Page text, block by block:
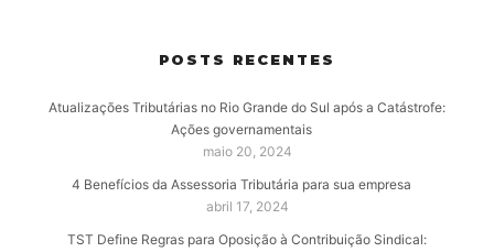
POSTS RECENTES
Atualizações Tributárias no Rio Grande do Sul após a Catástrofe:
Ações governamentais
maio 20, 2024
4 Benefícios da Assessoria Tributária para sua empresa
abril 17, 2024
TST Define Regras para Oposição à Contribuição Sindical: